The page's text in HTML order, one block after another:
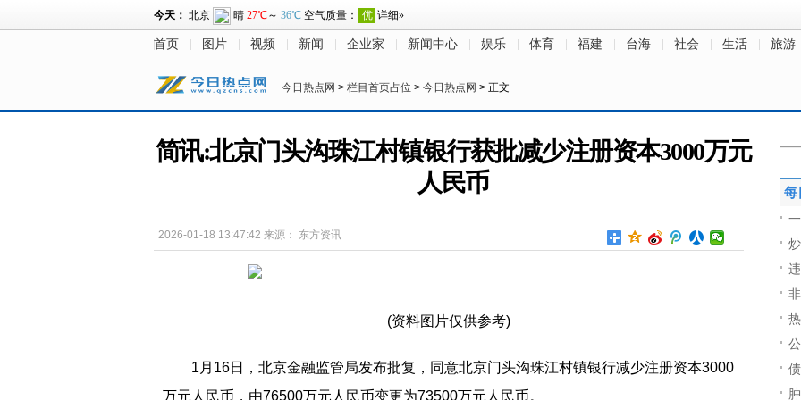
首页 图片 视频 新闻 企业家 新闻中心 娱乐 体育 福建 台海 社会 生活 旅游
今日热点网 > 栏目首页占位 > 今日热点网 > 正文
简讯:北京门头沟珠江村镇银行获批减少注册资本3000万元
人民币
2026-01-18 13:47:42 来源： 东方资讯
(资料图片仅供参考)
1月16日，北京金融监管局发布批复，同意北京门头沟珠江村镇银行减少注册资本3000
万元人民币，由76500万元人民币变更为73500万元人民币。
每